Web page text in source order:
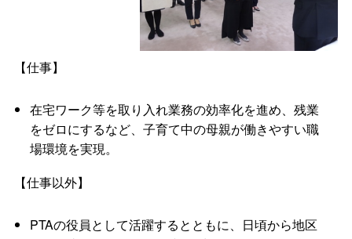
【仕事】
在宅ワーク等を取り入れ業務の効率化を進め、残業
をゼロにするなど、子育て中の母親が働きやすい職
場環境を実現。
【仕事以外】
PTAの役員として活躍するとともに、日頃から地区